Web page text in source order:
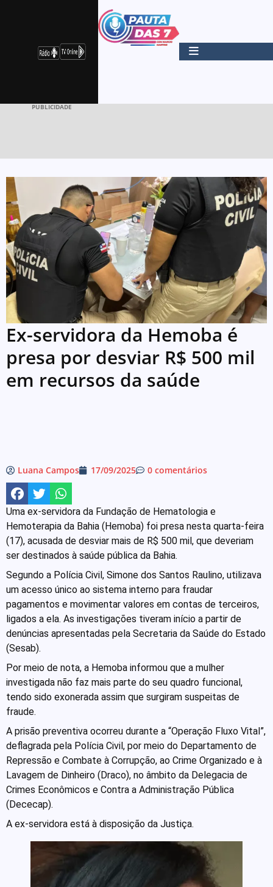
PUBLICIDADE
Ex-servidora da Hemoba é
presa por desviar R$ 500 mil
em recursos da saúde
Luana Campos 17/09/2025 0 comentários
Uma ex-servidora da Fundação de Hematologia e
Hemoterapia da Bahia (Hemoba) foi presa nesta quarta-feira
(17), acusada de desviar mais de R$ 500 mil, que deveriam
ser destinados à saúde pública da Bahia.
Segundo a Polícia Civil, Simone dos Santos Raulino, utilizava
um acesso único ao sistema interno para fraudar
pagamentos e movimentar valores em contas de terceiros,
ligados a ela. As investigações tiveram início a partir de
denúncias apresentadas pela Secretaria da Saúde do Estado
(Sesab).
Por meio de nota, a Hemoba informou que a mulher
investigada não faz mais parte do seu quadro funcional,
tendo sido exonerada assim que surgiram suspeitas de
fraude.
A prisão preventiva ocorreu durante a “Operação Fluxo Vital”,
deflagrada pela Polícia Civil, por meio do Departamento de
Repressão e Combate à Corrupção, ao Crime Organizado e à
Lavagem de Dinheiro (Draco), no âmbito da Delegacia de
Crimes Econômicos e Contra a Administração Pública
(Dececap).
A ex-servidora está à disposição da Justiça.